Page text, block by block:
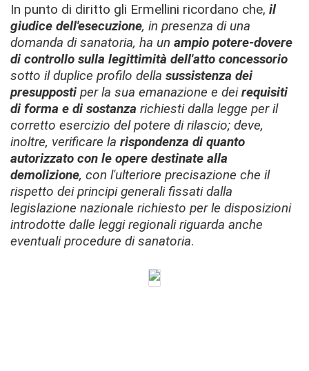
In punto di diritto gli Ermellini ricordano che, il
giudice dell'esecuzione, in presenza di una
domanda di sanatoria, ha un ampio potere-dovere
di controllo sulla legittimità dell'atto concessorio
sotto il duplice profilo della sussistenza dei
presupposti per la sua emanazione e deirequisiti
di forma e di sostanza richiesti dalla legge per il
corretto esercizio del potere di rilascio; deve,
inoltre, verificare la rispondenza di quanto
autorizzato con le opere destinate alla
demolizione, con l'ulteriore precisazione che il
rispetto dei principi generali fissati dalla
legislazione nazionale richiesto per le disposizioni
introdotte dalle leggi regionali riguarda anche
eventuali procedure di sanatoria.